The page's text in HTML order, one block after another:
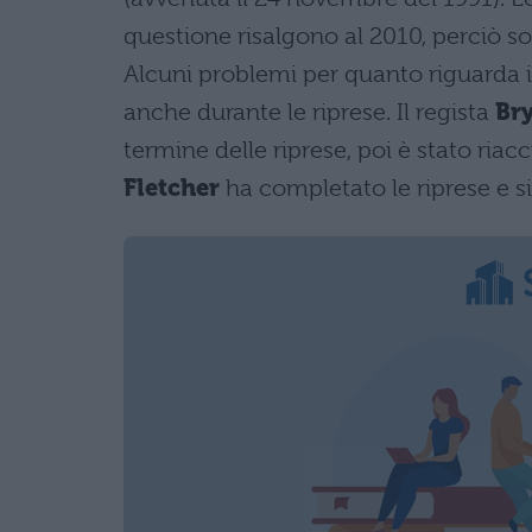
questione risalgono al 2010, perciò
Alcuni problemi per quanto
anche durante le riprese. Il regista
termine delle riprese, poi è stato
Fletcher ha completato le riprese e